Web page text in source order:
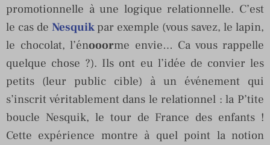
promotionnelle à une logique relationnelle. C’est
le cas de Nesquik par exemple (vous savez, le lapin,
le chocolat, l’énooorme envie… Ca vous rappelle
quelque chose ?). Ils ont eu l’idée de convier les
petits (leur public cible) à un événement qui
s’inscrit véritablement dans le relationnel : la P’tite
boucle Nesquik, le tour de France des enfants !
Cette expérience montre à quel point la notion